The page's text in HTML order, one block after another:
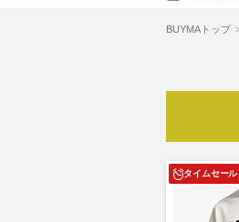
BUYMAトップ
タイムセール